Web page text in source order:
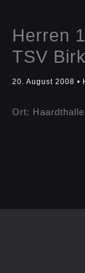
Herren
TSV
20. August 2008 •
Ort: